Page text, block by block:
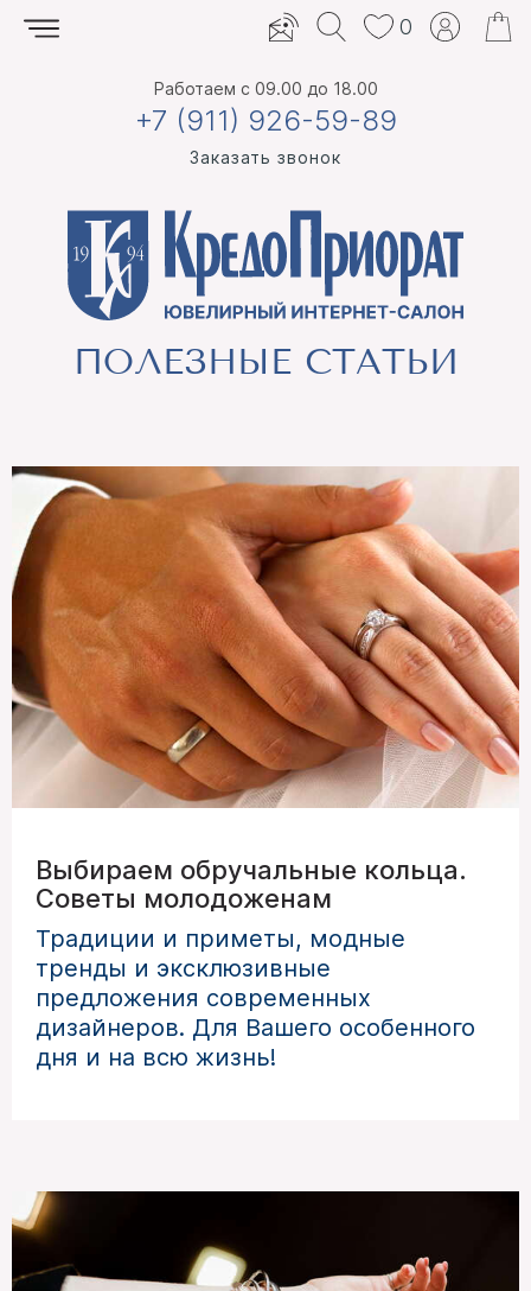
Работаем с 09.00 до 18.00
+7 (911) 926-59-89
Заказать звонок
0
ПОЛЕЗНЫЕ СТАТЬИ
Выбираем обручальные кольца.
Советы молодоженам
Традиции и приметы, модные
тренды и эксклюзивные
предложения современных
дизайнеров. Для Вашего особенного
дня и на всю жизнь!